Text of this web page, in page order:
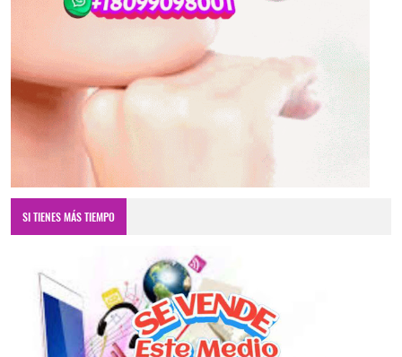
SI TIENES MÁS TIEMPO